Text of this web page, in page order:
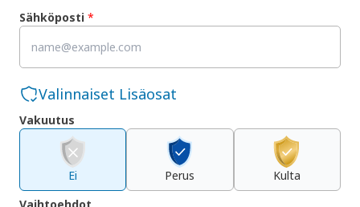
Sähköposti *
Valinnaiset Lisäosat
Vakuutus
Ei Perus
Kulta